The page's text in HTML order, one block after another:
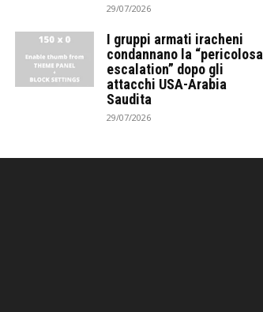
29/07/2026
I gruppi armati iracheni
condannano la “pericolosa
escalation” dopo gli
attacchi USA-Arabia
Saudita
29/07/2026